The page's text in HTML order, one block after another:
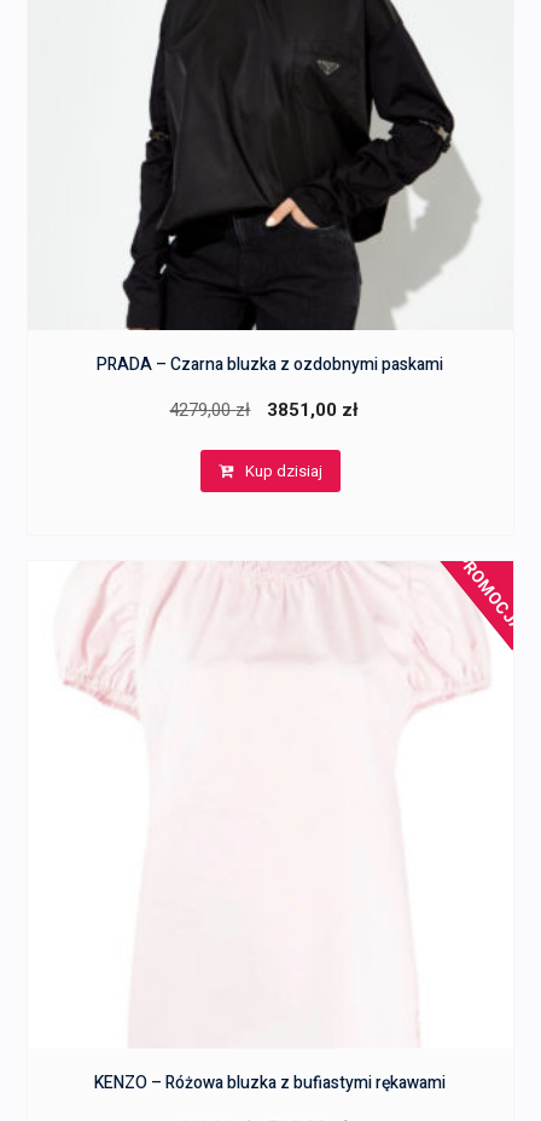
PRADA – Czarna bluzka z ozdobnymi paskami
4279,00zł
Pierwotna
wynosiła:
3851,00 zł
Kup dzisiaj
PROMOCJA!
KENZO – Różowa bluzka z bufiastymi rękawami